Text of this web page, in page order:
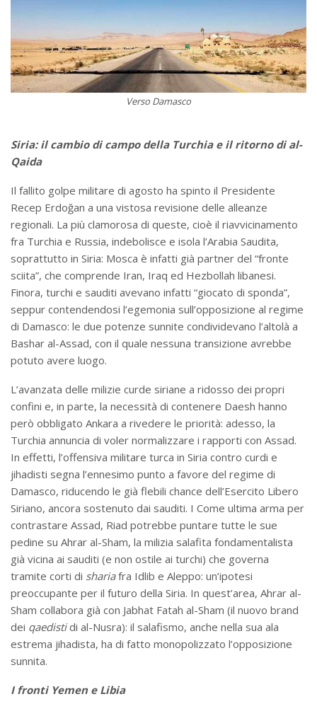
Verso Damasco
Siria: il cambio di campo della Turchia e il ritorno di al-
Qaida
Il fallito golpe militare di agosto ha spinto il Presidente
Recep Erdoğan a una vistosa revisione delle alleanze
regionali. La più clamorosa di queste, cioè il riavvicinamento
fra Turchia e Russia, indebolisce e isola l’Arabia Saudita,
soprattutto in Siria: Mosca è infatti già partner del “fronte
sciita”, che comprende Iran, Iraq ed Hezbollah libanesi.
Finora, turchi e sauditi avevano infatti “giocato di sponda”,
seppur contendendosi l’egemonia sull’opposizione al regime
di Damasco: le due potenze sunnite condividevano l’altolà a
Bashar al-Assad, con il quale nessuna transizione avrebbe
potuto avere luogo.
L’avanzata delle milizie curde siriane a ridosso dei propri
confini e, in parte, la necessità di contenere Daesh hanno
però obbligato Ankara a rivedere le priorità: adesso, la
Turchia annuncia di voler normalizzare i rapporti con Assad.
In effetti, l’offensiva militare turca in Siria contro curdi e
jihadisti segna l’ennesimo punto a favore del regime di
Damasco, riducendo le già flebili chance dell’Esercito Libero
Siriano, ancora sostenuto dai sauditi. I Come ultima arma per
contrastare Assad, Riad potrebbe puntare tutte le sue
pedine su Ahrar al-Sham, la milizia salafita fondamentalista
già vicina ai sauditi (e non ostile ai turchi) che governa
tramite corti di shariafra Idlib e Aleppo: un’ipotesi
preoccupante per il futuro della Siria. In quest’area, Ahrar al-
Sham collabora già con Jabhat Fatah al-Sham (il nuovo brand
dei qaedistidi al-Nusra): il salafismo, anche nella sua ala
estrema jihadista, ha di fatto monopolizzato l’opposizione
sunnita.
I fronti Yemen e Libia